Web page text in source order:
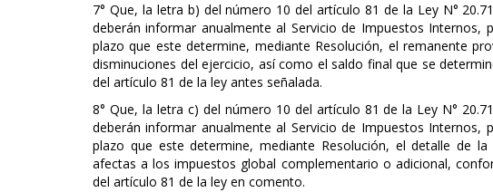
7° Que, la letra b) del número 10 del artículo 81 de la Ley N°
deberán informar anualmente al Servicio de Impuestos
plazo que este determine, mediante Resolución, el remanente
disminuciones del ejercicio, así como el saldo final que se
del artículo 81 de la ley antes señalada.
8° Que, la letra c) del número 10 del artículo 81 de la Ley N°
deberán informar anualmente al Servicio de Impuestos
plazo que este determine, mediante Resolución, el detalle de
afectas a los impuestos global complementario o adicional,
del artículo 81 de la ley en comento.